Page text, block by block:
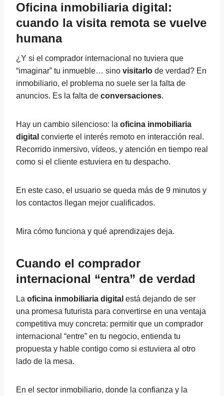
Oficina inmobiliaria digital:
cuando la visita remota se vuelve
humana
¿Y si el comprador internacional no tuviera que
“imaginar” tu inmueble… sino visitarlo de verdad? En
inmobiliario, el problema no suele ser la falta de
anuncios. Es la falta de conversaciones.
Hay un cambio silencioso: la oficina inmobiliaria
digital convierte el interés remoto en interacción real.
Recorrido inmersivo, vídeos, y atención en tiempo real
como si el cliente estuviera en tu despacho.
En este caso, el usuario se queda más de 9 minutos y
los contactos llegan mejor cualificados.
Mira cómo funciona y qué aprendizajes deja.
Cuando el comprador
internacional “entra” de verdad
La oficina inmobiliaria digital está dejando de ser
una promesa futurista para convertirse en una ventaja
competitiva muy concreta: permitir que un comprador
internacional “entre” en tu negocio, entienda tu
propuesta y hable contigo como si estuviera al otro
lado de la mesa.
En el sector inmobiliario, donde la confianza y la